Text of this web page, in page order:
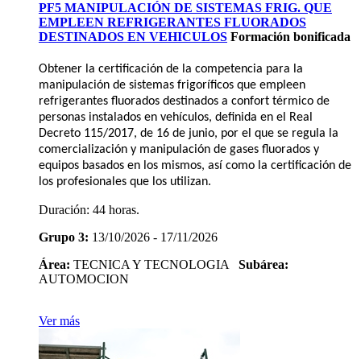
PF5 MANIPULACIÓN DE SISTEMAS FRIG. QUE
EMPLEEN REFRIGERANTES FLUORADOS
DESTINADOS EN VEHICULOS Formación bonificada
Obtener la certificación de la competencia para la
manipulación de sistemas frigoríficos que empleen
refrigerantes fluorados destinados a confort térmico de
personas instalados en vehículos, definida en el Real
Decreto 115/2017, de 16 de junio, por el que se regula la
comercialización y manipulación de gases fluorados y
equipos basados en los mismos, así como la certificación de
los profesionales que los utilizan.
Duración: 44 horas.
Grupo 3: 13/10/2026 - 17/11/2026
Área: TECNICA Y TECNOLOGIA Subárea:
AUTOMOCION
Ver más